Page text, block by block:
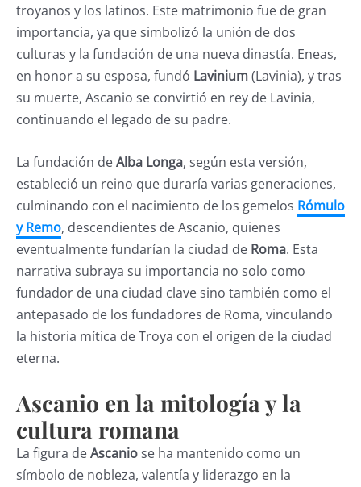
troyanos y los latinos. Este matrimonio fue de gran
importancia, ya que simbolizó la unión de dos
culturas y la fundación de una nueva dinastía. Eneas,
en honor a su esposa, fundó Lavinium(Lavinia), y tras
su muerte, Ascanio se convirtió en rey de Lavinia,
continuando el legado de su padre.
La fundación deAlba Longa, según esta versión,
estableció un reino que duraría varias generaciones,
culminando con el nacimiento de los gemelos Rómulo
y Remo, descendientes de Ascanio, quienes
eventualmente fundarían la ciudad de Roma. Esta
narrativa subraya su importancia no solo como
fundador de una ciudad clave sino también como el
antepasado de los fundadores de Roma, vinculando
la historia mítica de Troya con el origen de la ciudad
eterna.
Ascanio en la mitología y la
cultura romana
La figura deAscaniose ha mantenido como un
símbolo de nobleza, valentía y liderazgo en la